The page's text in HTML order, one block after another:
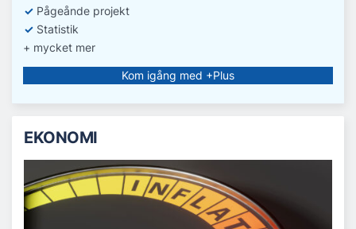
✓ Pågeånde projekt
✓ Statistik
+ mycket mer
Kom igång med +Plus
EKONOMI